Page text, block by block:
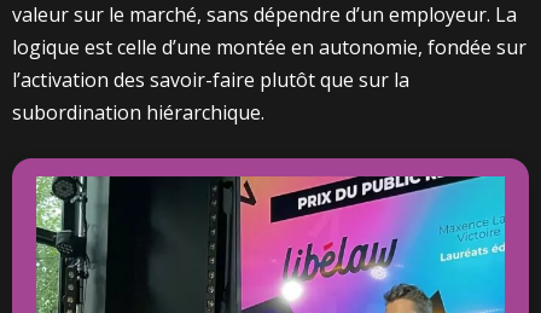
valeur sur le marché, sans dépendre d’un employeur. La
logique est celle d’une montée en autonomie, fondée sur
l’activation des savoir-faire plutôt que sur la
subordination hiérarchique.